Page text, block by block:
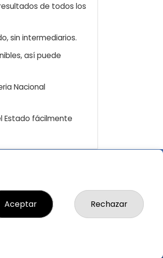
de todos los
sin intermediarios.
así puede
Nacional
Estado fácilmente
Aceptar Rechazar